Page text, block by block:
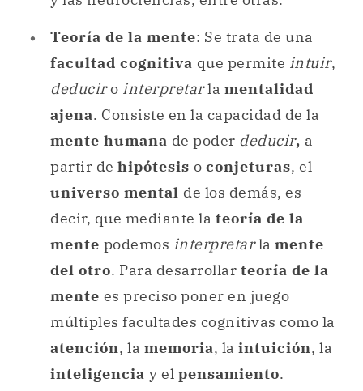
Teoría de la mente: Se trata de una
facultad cognitiva que permite intuir,
deduciro interpretarla mentalidad
ajena. Consiste en la capacidad de la
mente humana de poder deducir, a
partir de hipótesis o conjeturas, el
universo mental de los demás, es
decir, que mediante la teoría de la
mente podemos interpretarla mente
del otro. Para desarrollar teoría de la
mente es preciso poner en juego
múltiples facultades cognitivas como la
atención, la memoria, la intuición, la
inteligencia y el pensamiento.